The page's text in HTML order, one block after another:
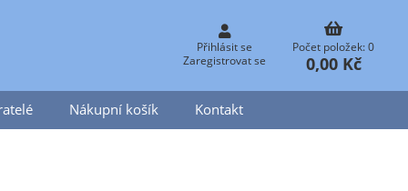
Přihlásit se
Zaregistrovat se
Počet položek: 0
0,00 Kč
Nákupní košík Kontakt